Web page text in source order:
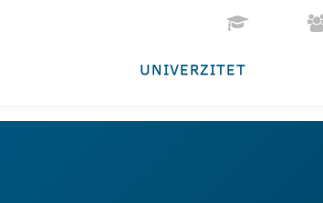
UNIVERZITET